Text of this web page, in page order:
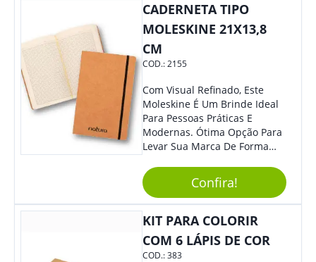
CADERNETA TIPO
MOLESKINE 21X13,8
CM
COD.:2155
Com Visual Refinado, Este
Moleskine É Um Brinde Ideal
Para Pessoas Práticas E
Modernas. Ótima Opção Para
Levar Sua Marca De Forma
Sua Empresa Em Eventos,
Reuniões Corporativas Ou Até
Mesmo Para Presentear
Colaboradores E Parceiros De
Sua Empresa.
Confira!
KIT PARA COLORIR
COM 6 LÁPIS DE COR
COD.:383